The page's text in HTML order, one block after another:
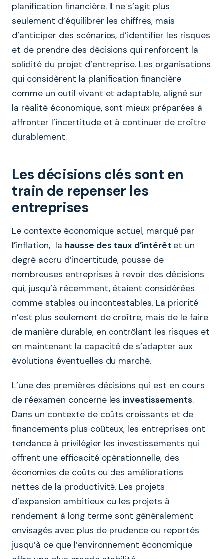
planification financière. Il ne s’agit plus
seulement d’équilibrer les chiffres, mais
d’anticiper des scénarios, d’identifier les risques
et de prendre des décisions qui renforcent la
solidité du projet d’entreprise. Les organisations
qui considèrent la planification financière
comme un outil vivant et adaptable, aligné sur
la réalité économique, sont mieux préparées à
affronter l’incertitude et à continuer de croître
durablement.
Les décisions clés sont en
train de repenser les
entreprises
Le contexte économique actuel, marqué par
l’inflation, la hausse des taux d’intérêt et un
degré accru d’incertitude, pousse de
nombreuses entreprises à revoir des décisions
qui, jusqu’à récemment, étaient considérées
comme stables ou incontestables. La priorité
n’est plus seulement de croître, mais de le faire
de manière durable, en contrôlant les risques et
en maintenant la capacité de s’adapter aux
évolutions éventuelles du marché.
L’une des premières décisions qui est en cours
de réexamen concerne les investissements.
Dans un contexte de coûts croissants et de
financements plus coûteux, les entreprises ont
tendance à privilégier les investissements qui
offrent une efficacité opérationnelle, des
économies de coûts ou des améliorations
nettes de la productivité. Les projets
d’expansion ambitieux ou les projets à
rendement à long terme sont généralement
envisagés avec plus de prudence ou reportés
jusqu’à ce que l’environnement économique